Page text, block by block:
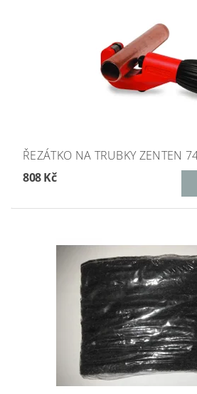
ŘEZÁTKO NA TRUBKY ZENTEN
808 Kč